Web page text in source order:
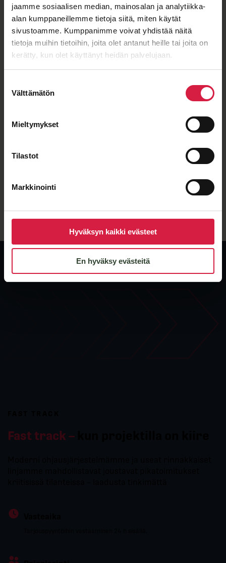
jaamme sosiaalisen median, mainosalan ja analytiikka-
alan kumppaneillemme tietoja siitä, miten käytät
sivustoamme. Kumppanimme voivat yhdistää näitä
tietoja muihin tietoihin, joita olet antanut heille tai joita on
kerätty, kun olet käyttänyt heidän palvelujaan.
valinta
Välttämätön
Mieltymykset
Tilastot
Markkinointi
Hyväksyn kaikki evästeet
En hyväksy evästeitä
Hyvä hinta-laatu
Pitkäaikainen yhteistyö
eurooppalaiselta valmistajalta
Fast track –